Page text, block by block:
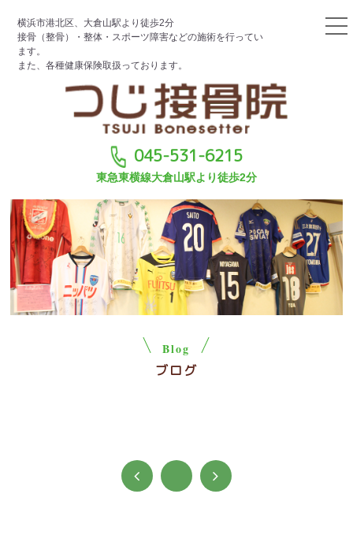
横浜市港北区、大倉山駅より徒歩2分
接骨（整骨）・整体・スポーツ障害などの施術を行ってい
ます。
また、各種健康保険取扱っております。
045-531-6215
東急東横線大倉山駅より徒歩2分
Blog
ブログ